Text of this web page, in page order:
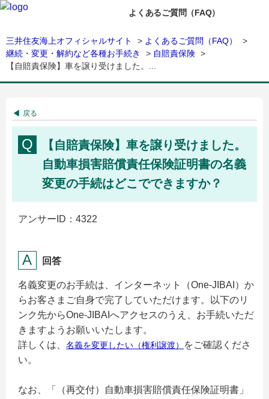
よくあるご質問（FAQ）
三井住友海上オフィシャルサイト > よくあるご質問（FAQ）
>
継続・変更・解約など各種お手続き
> 自賠責保険 >
【自賠責保険】車を譲り受けました。...
戻る
【自賠責保険】車を譲り受けました。
自動車損害賠償責任保険証明書の名義
変更の手続はどこでできますか？
アンサーID：4322
回答
名義変更のお手続は、インターネット（One-JIBAI）か
らお客さまご自身で完了していただけます。以下のリ
ンク先からOne-JIBAIへアクセスのうえ、お手続いただ
きますようお願いいたします。
詳しくは、 名義を変更したい（権利譲渡）
をご確認くださ
い。
なお、「（再交付）自動車損害賠償責任保険証明書」